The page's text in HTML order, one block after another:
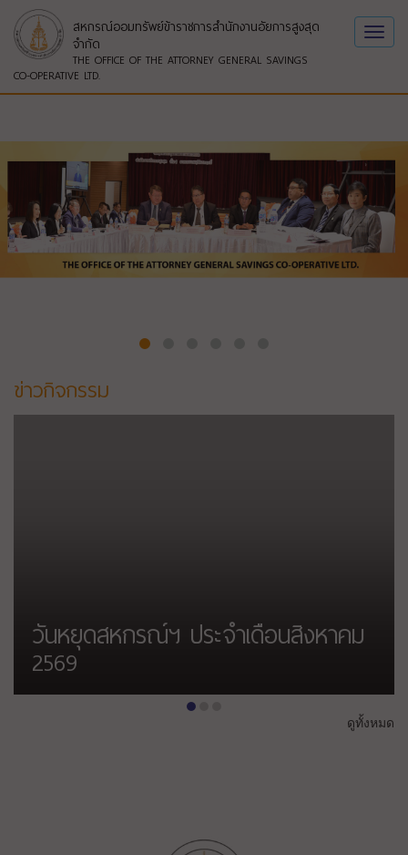
สหกรณ์ออมทรัพย์ข้าราชการสำนักงานอัยการสูงสุด
จำกัด
THE OFFICE OF THE ATTORNEY GENERAL SAVINGS
CO-OPERATIVE LTD.
ข่าวกิจกรรม
โครงการเงินกู้สามัญดอกเบี้ย 3%
••• ดูทั้งหมด